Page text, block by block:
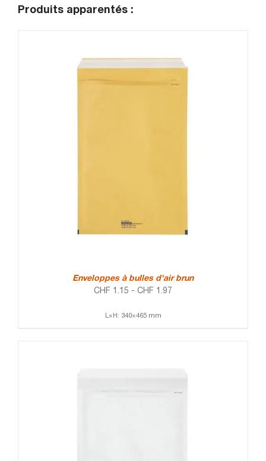
Produits apparentés :
Enveloppes à bulles d'air brun
CHF 1.15 - CHF 1.97
L×H: 340×465 mm